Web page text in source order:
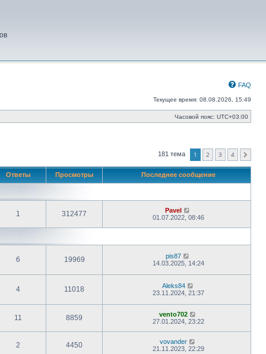
FAQ
Текущее время: 08.08.2026, 15:49
Часовой пояс: UTC+03:00
181 тема 1 2 3 4
Ответы Просмотры Последнее сообщение
1 312477
Pavel
01.07.2022, 08:46
6 19969
pis87
14.03.2025, 14:24
4 11018
Aleks84
23.11.2024, 21:37
11 8859
vento702
27.01.2024, 23:22
2 4450
vovander
21.11.2023, 22:29